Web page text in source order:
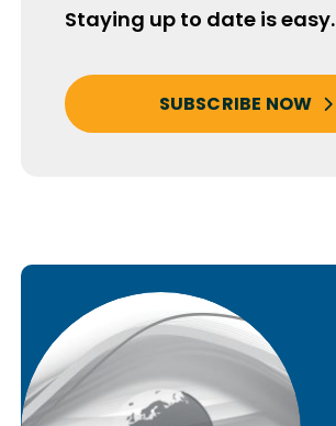
Staying up to date is easy.
SUBSCRIBE NOW